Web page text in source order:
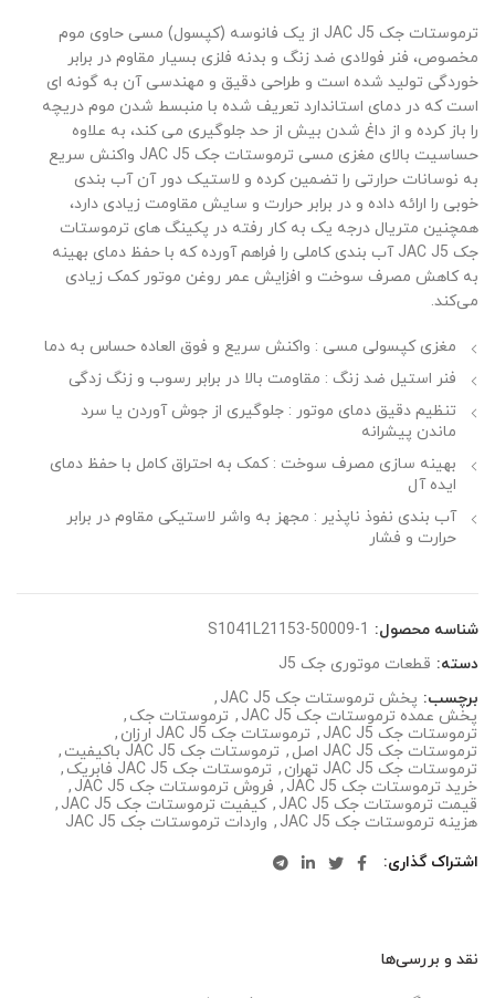
ترموستات جک JAC J5 از یک فانوسه (کپسول) مسی حاوی موم
مخصوص، فنر فولادی ضد زنگ و بدنه فلزی بسیار مقاوم در برابر
خوردگی تولید شده است و طراحی دقیق و مهندسی آن به گونه ‌ای
است که در دمای استاندارد تعریف شده با منبسط شدن موم دریچه
را باز کرده و از داغ شدن بیش از حد جلوگیری می کند، به علاوه
حساسیت بالای مغزی مسی ترموستات جک JAC J5 واکنش سریع
به نوسانات حرارتی را تضمین کرده و لاستیک دور آن آب بندی
خوبی را ارائه داده و در برابر حرارت و سایش مقاومت زیادی دارد،
همچنین متریال درجه ‌یک به کار رفته در پکینگ‌ های ترموستات
جک JAC J5 آب ‌بندی کاملی را فراهم آورده که با حفظ دمای بهینه
به کاهش مصرف سوخت و افزایش عمر روغن موتور کمک زیادی
می‌کند.
مغزی کپسولی مسی : واکنش سریع و فوق ‌العاده حساس به دما
فنر استیل ضد زنگ : مقاومت بالا در برابر رسوب و زنگ ‌زدگی
تنظیم دقیق دمای موتور : جلوگیری از جوش آوردن یا سرد
ماندن پیشرانه
بهینه ‌سازی مصرف سوخت : کمک به احتراق کامل با حفظ دمای
ایده ‌آل
آب ‌بندی نفوذ ناپذیر : مجهز به واشر لاستیکی مقاوم در برابر
حرارت و فشار
شناسه محصول: S1041L21153-50009-1
دسته: قطعات موتوری جک J5
برچسب: پخش ترموستات جک JAC J5
,
پخش عمده ترموستات جک JAC J5
, ترموستات جک ,
ترموستات جک JAC J5
, ترموستات جک JAC J5 ارزان
,
ترموستات جک JAC J5 اصل
, ترموستات جک JAC J5 باکیفیت
,
ترموستات جک JAC J5 تهران
, ترموستات جک JAC J5 فابریک
,
خرید ترموستات جک JAC J5
, فروش ترموستات جک JAC J5
,
قیمت ترموستات جک JAC J5
, کیفیت ترموستات جک JAC J5
,
هزینه ترموستات جک JAC J5
, واردات ترموستات جک JAC J5
اشتراک گذاری
نقد و بررسی‌ها